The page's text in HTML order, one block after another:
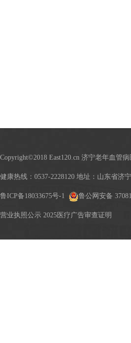
Copyright©2018 East120.cn 济宁老年血管
健康热线：0537-2228120 地址：山东省济
鲁ICP备18033675号-1 鲁公网安备
营业执照公示 2025医疗广告审查证明